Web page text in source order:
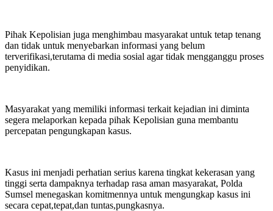
Pihak Kepolisian juga menghimbau masyarakat untuk tetap tenang
dan tidak untuk menyebarkan informasi yang belum
terverifikasi,terutama di media sosial agar tidak mengganggu proses
penyidikan.
Masyarakat yang memiliki informasi terkait kejadian ini diminta
segera melaporkan kepada pihak Kepolisian guna membantu
percepatan pengungkapan kasus.
Kasus ini menjadi perhatian serius karena tingkat kekerasan yang
tinggi serta dampaknya terhadap rasa aman masyarakat, Polda
Sumsel menegaskan komitmennya untuk mengungkap kasus ini
secara cepat,tepat,dan tuntas,pungkasnya.